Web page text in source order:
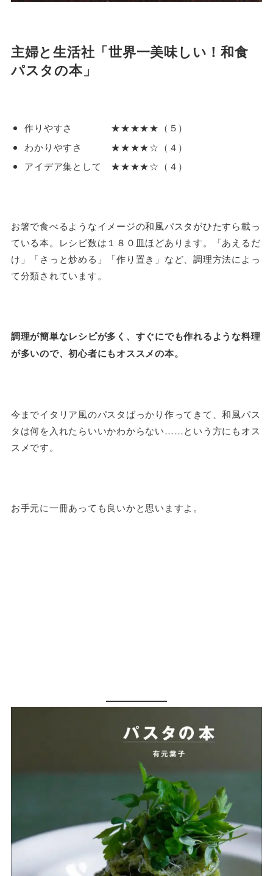
主婦と生活社「世界一美味しい！和食
パスタの本」
作りやすさ ★★★★★（５）
わかりやすさ ★★★★☆（４）
アイデア集として ★★★★☆（４）
お箸で食べるようなイメージの和風パスタがひたすら載っ
ている本。レシピ数は１８０皿ほどあります。「あえるだ
け」「さっと炒める」「作り置き」など、調理方法によっ
て分類されています。
調理が簡単なレシピが多く、すぐにでも作れるような料理
が多いので、初心者にもオススメの本。
今までイタリア風のパスタばっかり作ってきて、和風パス
タは何を入れたらいいかわからない……という方にもオス
スメです。
お手元に一冊あっても良いかと思いますよ。